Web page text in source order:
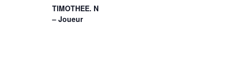
TIMOTHEE. N
– Joueur